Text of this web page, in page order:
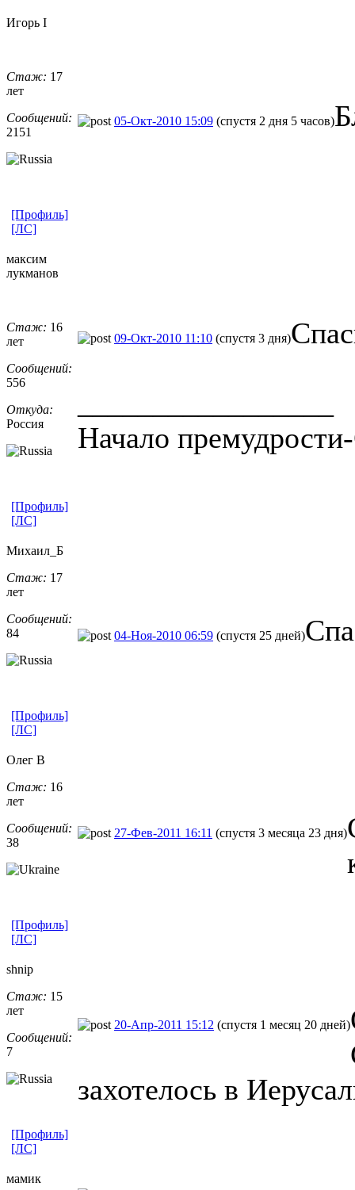
Игорь I
Стаж: 17
лет
Сообщений:
2151
05-Окт-2010 15:09 (спустя 2 дня 5 часов)
[Профиль]
[ЛС]
максим
лукманов
Стаж: 16
лет
Сообщений:
556
Откуда:
Россия
09-Окт-2010 11:10 (спустя 3 дня)
Начало
[Профиль]
[ЛС]
Михаил_Б
Стаж: 17
лет
Сообщений:
84
04-Ноя-2010 06:59 (спустя 25 дней)
[Профиль]
[ЛС]
Олег В
Стаж: 16
лет
Сообщений:
38
27-Фев-2011 16:11 (спустя 3 месяца 23 дня)
[Профиль]
[ЛС]
shnip
Стаж: 15
лет
Сообщений:
7
20-Апр-2011 15:12 (спустя 1 месяц 20 дней)
захотелось в
[Профиль]
[ЛС]
мамик